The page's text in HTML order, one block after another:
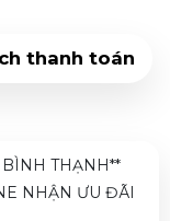
thanh toán
THẠNH**
NHẬN ƯU ĐÃI